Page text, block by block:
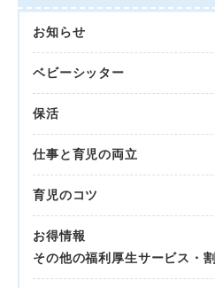
お知らせ
ベビーシッター
保活
仕事と育児の両立
育児のコツ
お得情報
その他の福利厚生サービス・